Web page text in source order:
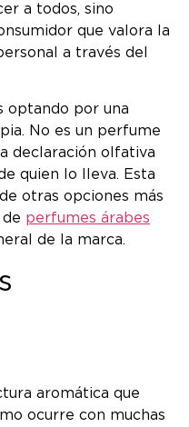
a todos, sino
que valora la
a través del
optando por una
No es un perfume
declaración olfativa
quien lo lleva. Esta
otras opciones más
perfumes árabes
de la marca.
aromática que
ocurre con muchas